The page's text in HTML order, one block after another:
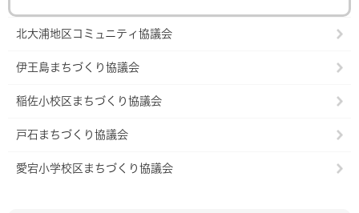
北大浦地区コミュニティ協議会
伊王島まちづくり協議会
稲佐小校区まちづくり協議会
戸石まちづくり協議会
愛宕小学校区まちづくり協議会